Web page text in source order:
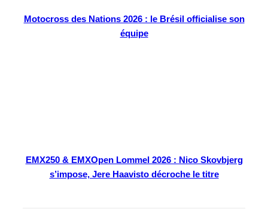
Motocross des Nations 2026 : le Brésil officialise son
équipe
EMX250 & EMXOpen Lommel 2026 : Nico Skovbjerg
s’impose, Jere Haavisto décroche le titre